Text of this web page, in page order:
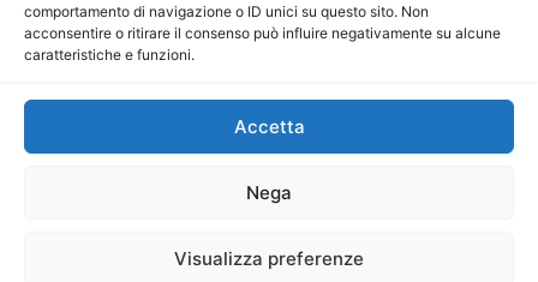
comportamento di navigazione o ID unici su questo sito. Non
acconsentire o ritirare il consenso può influire negativamente su alcune
caratteristiche e funzioni.
Accetta
Nega
Visualizza preferenze
Direttore Responsabile: Maria Calabrese
P.IVA: 06334930820
Mercurio Comunicazione Società Cooperativa a r.l. è
iscritta al Registro degli Operatori di Comunicazione al
Sito gestito daLa Digitale srl–info@ladigitale.it